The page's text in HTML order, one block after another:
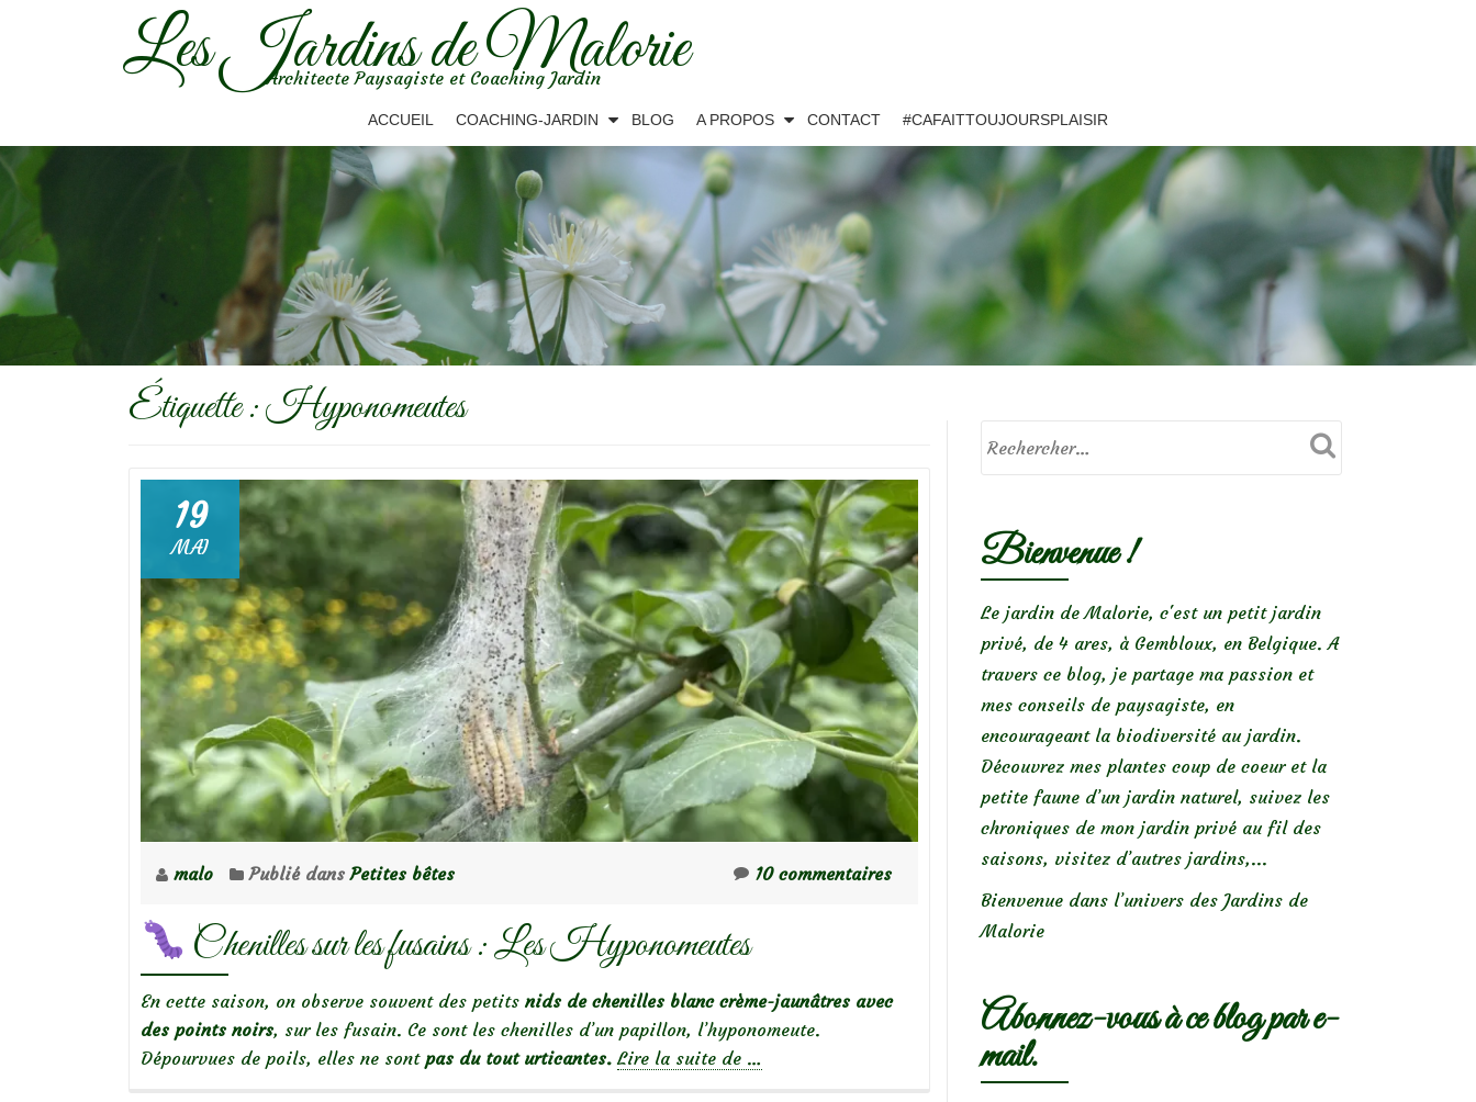
Les Jardins de Malorie
Architecte Paysagiste et Coaching Jardin
ACCUEIL COACHING-JARDIN BLOG A PROPOS CONTACT #CAFAITTOUJOURSPLAISIR
Étiquette :Hyponomeutes
19
MAI
malo Publié dansPetites bêtes 10 commentaires
Chenilles sur les fusains : Les Hyponomeutes
En cette saison, on observe souvent des petits nids de chenilles blanc crème-jaunâtres avec
des points noirs, sur les fusain. Ce sont les chenilles d’un papillon, l’hyponomeute.
Dépourvues de poils, elles ne sont pas du tout urticantes. Lire la suite de à
…
Bienvenue !
Le jardin de Malorie, c'est un petit jardin
privé, de 4 ares, à Gembloux, en Belgique. A
travers ce blog, je partage ma passion et
mes conseils de paysagiste, en
encourageant la biodiversité au jardin.
Découvrez mes plantes coup de coeur et la
petite faune d’un jardin naturel, suivez les
chroniques de mon jardin privé au fil des
saisons, visitez d’autres jardins,...
Bienvenue dans l’univers des Jardins de
Malorie
Abonnez-vous à ce blog par e-
mail.